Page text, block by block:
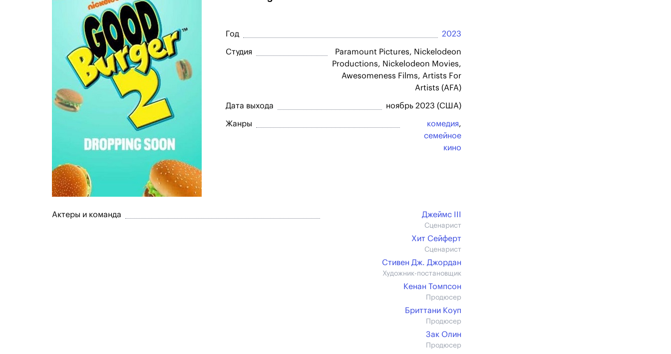
Год 2023
Студия
Paramount Pictures, Nickelodeon
Productions, Nickelodeon Movies,
Awesomeness Films, Artists For
Artists (AFA)
Дата выхода ноябрь 2023 (США)
Жанры комедия,
семейное
кино
Актеры и команда Джеймс III
Сценарист
Хит Сейферт
Сценарист
Стивен Дж. Джордан
Художник-постановщик
Кенан Томпсон
Продюсер
Бриттани Коуп
Продюсер
Зак Олин
Продюсер